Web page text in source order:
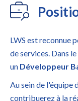
LWS est reconnue
de services. Dans
un Développeur
Au sein de l'équipe
contribuerez à la